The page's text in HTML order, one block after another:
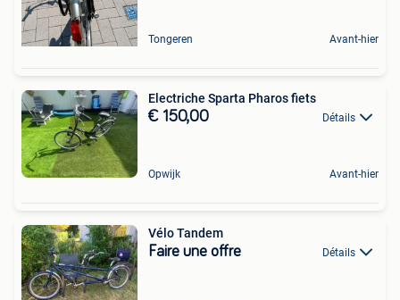
Tongeren Avant-hier
Electriche Sparta Pharos fiets
€ 150,00 Détails
Opwijk Avant-hier
Vélo Tandem
Faire une offre Détails